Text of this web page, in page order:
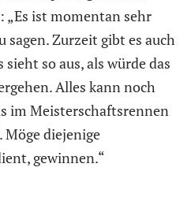
ist momentan sehr
sagen. Zurzeit gibt es auch
so aus, als würde das
Alles kann noch
im Meisterschaftsrennen
Möge diejenige
gewinnen.“